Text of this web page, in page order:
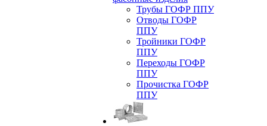
Трубы ГОФР ППУ
Отводы ГОФР
ППУ
Тройники ГОФР
ППУ
Переходы ГОФР
ППУ
Прочистка ГОФР
ППУ